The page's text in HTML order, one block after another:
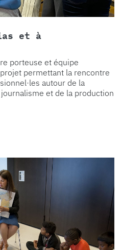
et à
porteuse et équipe
permettant la rencontre
autour de la
et de la production